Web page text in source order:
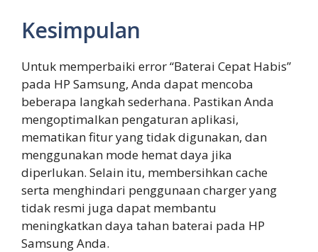
Kesimpulan
Untuk memperbaiki error “Baterai Cepat Habis”
pada HP Samsung, Anda dapat mencoba
beberapa langkah sederhana. Pastikan Anda
mengoptimalkan pengaturan aplikasi,
mematikan fitur yang tidak digunakan, dan
menggunakan mode hemat daya jika
diperlukan. Selain itu, membersihkan cache
serta menghindari penggunaan charger yang
tidak resmi juga dapat membantu
meningkatkan daya tahan baterai pada HP
Samsung Anda.